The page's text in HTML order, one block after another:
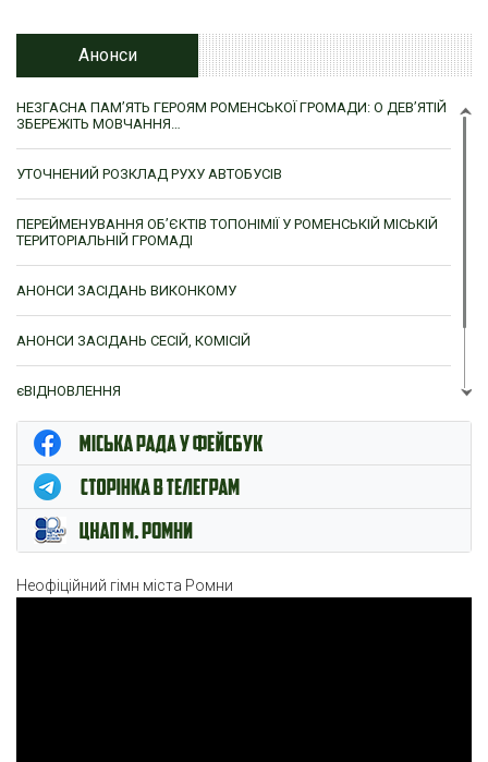
Анонси
НЕЗГАСНА ПАМ’ЯТЬ ГЕРОЯМ РОМЕНСЬКОЇ ГРОМАДИ: О ДЕВ’ЯТІЙ
ЗБЕРЕЖІТЬ МОВЧАННЯ…
УТОЧНЕНИЙ РОЗКЛАД РУХУ АВТОБУСІВ
ПЕРЕЙМЕНУВАННЯ ОБ’ЄКТІВ ТОПОНІМІЇ У РОМЕНСЬКІЙ МІСЬКІЙ
ТЕРИТОРІАЛЬНІЙ ГРОМАДІ
АНОНСИ ЗАСІДАНЬ ВИКОНКОМУ
АНОНСИ ЗАСІДАНЬ СЕСІЙ, КОМІСІЙ
єВІДНОВЛЕННЯ
ЦНАП м. Ромни
Неофіційний гімн міста Ромни